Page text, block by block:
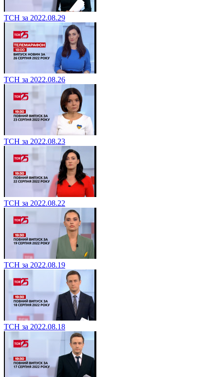
ТСН за 2022.08.29
ТСН за 2022.08.26
ТСН за 2022.08.23
ТСН за 2022.08.22
ТСН за 2022.08.19
ТСН за 2022.08.18